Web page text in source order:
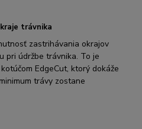
trávnika
zastrihávania okrajov
pri údržbe trávnika. To je
EdgeCut, ktorý dokáže
trávy zostane